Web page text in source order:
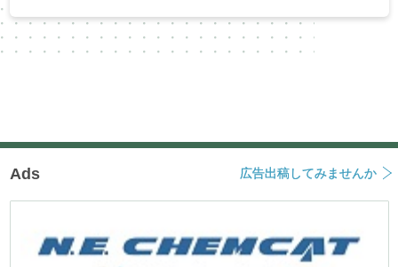
Ads 広告出稿してみませんか